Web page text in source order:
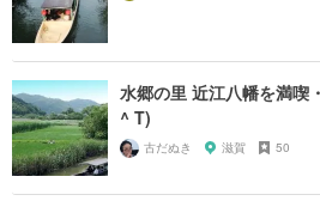
水郷の里 近江八幡を満喫
^ T)
古だぬき 滋賀 50